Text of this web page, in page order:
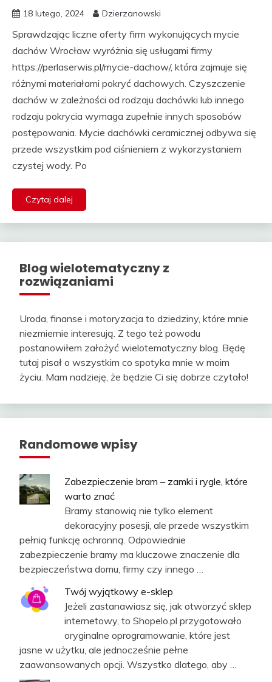
18 lutego, 2024 Dzierzanowski
Sprawdzając liczne oferty firm wykonujących mycie
dachów Wrocław wyróżnia się usługami firmy
https://perlaserwis.pl/mycie-dachow/, która zajmuje się
różnymi materiałami pokryć dachowych. Czyszczenie
dachów w zależności od rodzaju dachówki lub innego
rodzaju pokrycia wymaga zupełnie innych sposobów
postępowania. Mycie dachówki ceramicznej odbywa się
przede wszystkim pod ciśnieniem z wykorzystaniem
czystej wody. Po
Czytaj dalej
Blog wielotematyczny z
rozwiązaniami
Uroda, finanse i motoryzacja to dziedziny, które mnie
niezmiernie interesują. Z tego też powodu
postanowiłem założyć wielotematyczny blog. Będę
tutaj pisał o wszystkim co spotyka mnie w moim
życiu. Mam nadzieję, że będzie Ci się dobrze czytało!
Randomowe wpisy
Zabezpieczenie bram – zamki i rygle, które
warto znać
Bramy stanowią nie tylko element
dekoracyjny posesji, ale przede wszystkim
pełnią funkcję ochronną. Odpowiednie
zabezpieczenie bramy ma kluczowe znaczenie dla
bezpieczeństwa domu, firmy czy innego …
Twój wyjątkowy e-sklep
Jeżeli zastanawiasz się, jak otworzyć sklep
internetowy, to Shopelo.pl przygotowało
oryginalne oprogramowanie, które jest
jasne w użytku, ale jednocześnie pełne
zaawansowanych opcji. Wszystko dlatego, aby …